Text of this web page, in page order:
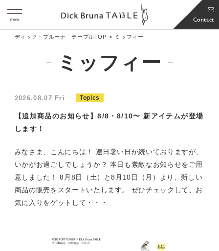
Contact
menu
ディック・ブルーナ テーブルTOP ミッフィー
ミッフィー
2026.08.07 Fri Topics
【追加商品のお知らせ】8/8・8/10〜 新アイテムが登場
します！
みなさま、こんにちは！ 連日暑い日が続いておりますが、
いかがお過ごしでしょうか？ 本日も素敵なお知らせをご用
意しました！ 8月8日（土）と8月10日（月）より、新しい
商品の販売をスタートいたします。 ぜひチェックして、お
気に入りをゲットして・・・